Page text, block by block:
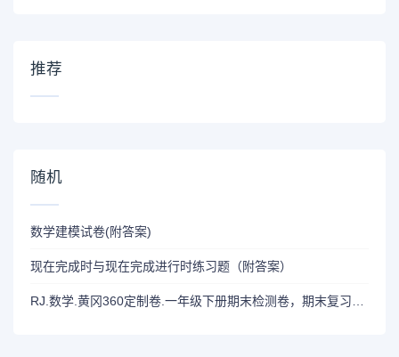
推荐
随机
数学建模试卷(附答案)
现在完成时与现在完成进行时练习题（附答案）